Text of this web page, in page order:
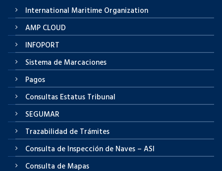
International Maritime Organization
AMP CLOUD
INFOPORT
Sistema de Marcaciones
Pagos
Consultas Estatus Tribunal
SEGUMAR
Trazabilidad de Trámites
Consulta de Inspección de Naves – ASI
Consulta de Mapas